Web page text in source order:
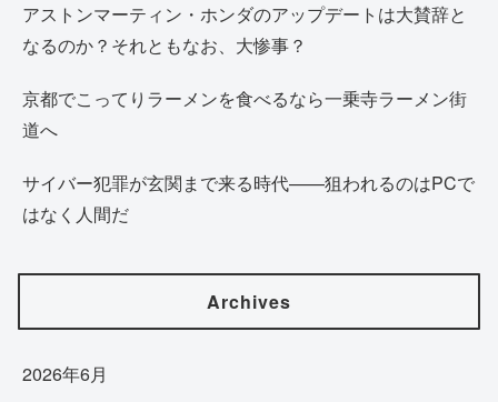
アストンマーティン・ホンダのアップデートは大賛辞と
なるのか？それともなお、大惨事？
京都でこってりラーメンを食べるなら一乗寺ラーメン街
道へ
サイバー犯罪が玄関まで来る時代——狙われるのはPCで
はなく人間だ
Archives
2026年6月